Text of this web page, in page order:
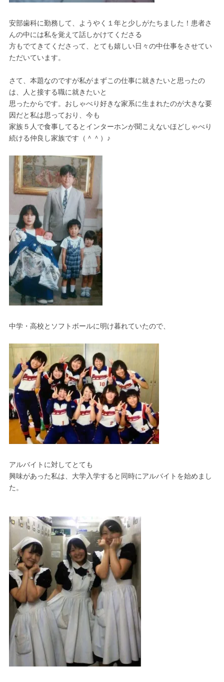
安部歯科に勤務して、ようやく１年と少しがたちました！患者さ
んの中には私を覚えて話しかけてくださる
方もでてきてくださって、とても嬉しい日々の中仕事をさせてい
ただいています。
さて、本題なのですが私がまずこの仕事に就きたいと思ったの
は、人と接する職に就きたいと
思ったからです。おしゃべり好きな家系に生まれたのが大きな要
因だと私は思っており、今も
家族５人で食事してるとインターホンが聞こえないほどしゃべり
続ける仲良し家族です（＾＾）♪
中学・高校とソフトボールに明け暮れていたので、
アルバイトに対してとても
興味があった私は、大学入学すると同時にアルバイトを始めまし
た。